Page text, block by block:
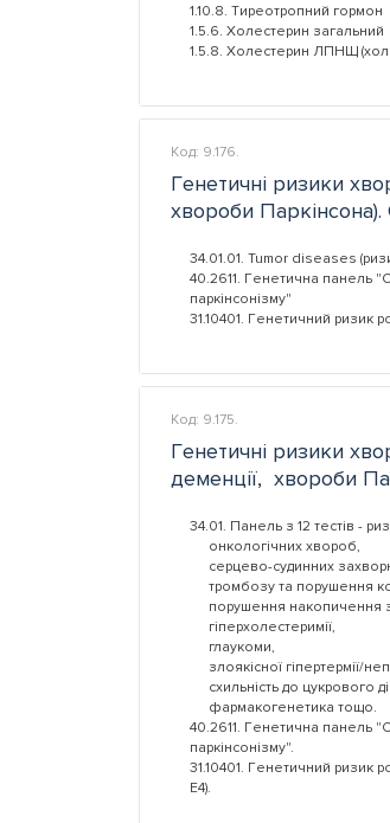
1.10.8. Тиреотропний гормон
1.5.6. Холестерин загальний
1.5.8. Холестерин ЛПНЩ
Код: 9.176.
Генетичні ризики
хвороби Паркінсона).
34.01.01. Tumor diseases
40.2611. Генетична панель
паркінсонізму"
31.10401. Генетичний ризик
Код: 9.175.
Генетичні ризики
деменції, хвороби
34.01. Панель з 12 тестів -
онкологічних хвороб,
серцево-судинних
тромбозу та порушення
порушення накопичення
гіперхолестеримії,
глаукоми,
злоякісної гіпертермії/
схильність до цукрового
фармакогенетика тощо.
40.2611. Генетична панель
паркінсонізму".
31.10401. Генетичний ризик
Е4).